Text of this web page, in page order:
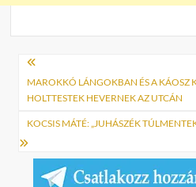
Bejegyzés
navigáció
MAROKKÓ LÁNGOKBAN ÉS A KÁOSZ
HOLTTESTEK HEVERNEK AZ UTCÁN
KOCSIS MÁTÉ: „JUHÁSZÉK